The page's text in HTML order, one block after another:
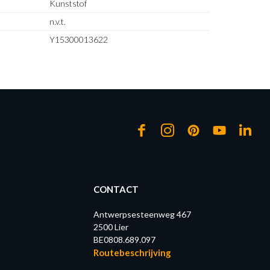
Kunststof
n.v.t.
Y15300013622
CONTACT
Antwerpsesteenweg 467
2500 Lier
BE0808.689.097
Routebeschrijving